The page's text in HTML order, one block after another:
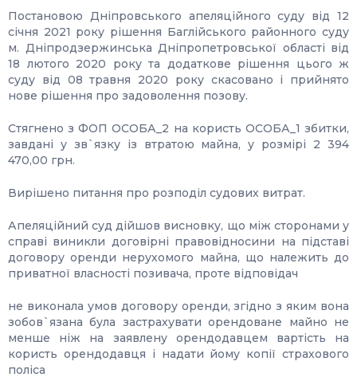
Постановою Дніпровського апеляційного суду від 12
січня 2021 року рішення Баглійського районного суду
м. Дніпродзержинська Дніпропетровської області від
18 лютого 2020 року та додаткове рішення цього ж
суду від 08 травня 2020 року скасовано і прийнято
нове рішення про задоволення позову.
Стягнено з ФОП ОСОБА_2 на користь ОСОБА_1 збитки,
завдані у зв`язку із втратою майна, у розмірі 2 394
470,00 грн.
Вирішено питання про розподіл судових витрат.
Апеляційний суд дійшов висновку, що між сторонами у
справі виникли договірні правовідносини на підставі
договору оренди нерухомого майна, що належить до
приватної власності позивача, проте відповідач
не виконала умов договору оренди, згідно з яким вона
зобов`язана була застрахувати орендоване майно не
менше ніж на заявлену орендодавцем вартість на
користь орендодавця і надати йому копії страхового
поліса